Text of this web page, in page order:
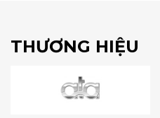
THƯƠNG HIỆU